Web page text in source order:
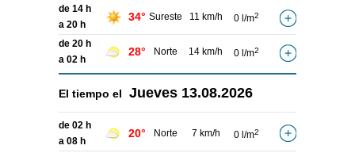
de 14 h
a 20 h
34° Sureste 11 km/h 0 l/m2
de 20 h
a 02 h
28° Norte 14 km/h 0 l/m2
El tiempo el Jueves 13.08.2026
de 02 h
a 08 h
20° Norte 7 km/h 0 l/m2